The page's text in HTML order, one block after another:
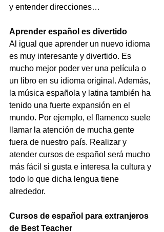
y entender direcciones…
Aprender español es divertido
Al igual que aprender un nuevo idioma
es muy interesante y divertido. Es
mucho mejor poder ver una película o
un libro en su idioma original. Además,
la música española y latina también ha
tenido una fuerte expansión en el
mundo. Por ejemplo, el flamenco suele
llamar la atención de mucha gente
fuera de nuestro país. Realizar y
atender cursos de español será mucho
más fácil si gusta e interesa la cultura y
todo lo que dicha lengua tiene
alrededor.
Cursos de español para extranjeros
de Best Teacher